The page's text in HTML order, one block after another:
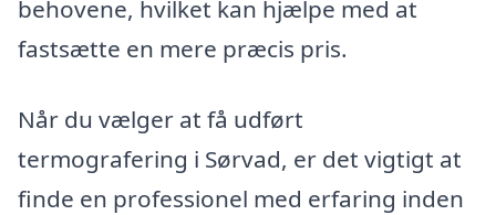
behovene, hvilket kan hjælpe med at
fastsætte en mere præcis pris.
Når du vælger at få udført
termografering i Sørvad, er det vigtigt at
finde en professionel med erfaring inden